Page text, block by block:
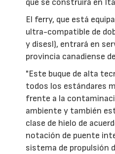
El ferry, que está
ultra-compatible de
y disesl), entrará en
provincia canadiense
"Este buque de alta
todos los estándares
frente a la
ambiente y también
clase de hielo de
notación de puente
sistema de propulsión